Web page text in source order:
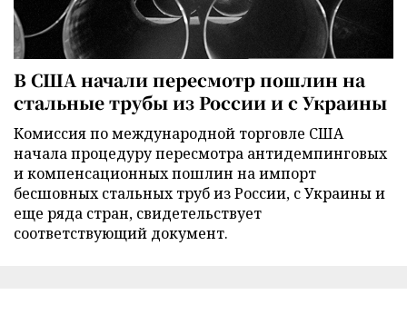
В США начали пересмотр пошлин на
стальные трубы из России и с Украины
Комиссия по международной торговле США
начала процедуру пересмотра антидемпинговых
и компенсационных пошлин на импорт
бесшовных стальных труб из России, с Украины и
еще ряда стран, свидетельствует
соответствующий документ.